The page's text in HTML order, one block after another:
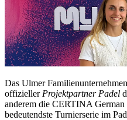
Das Ulmer
offizieller Projektpartner Padel
anderem die CERTINA
bedeutendste Turnierserie im